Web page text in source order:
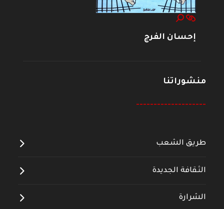
إحسان الفرج
منشوراتنا
--------------------
طريق الشعب
الثقافة الجديدة
الشرارة